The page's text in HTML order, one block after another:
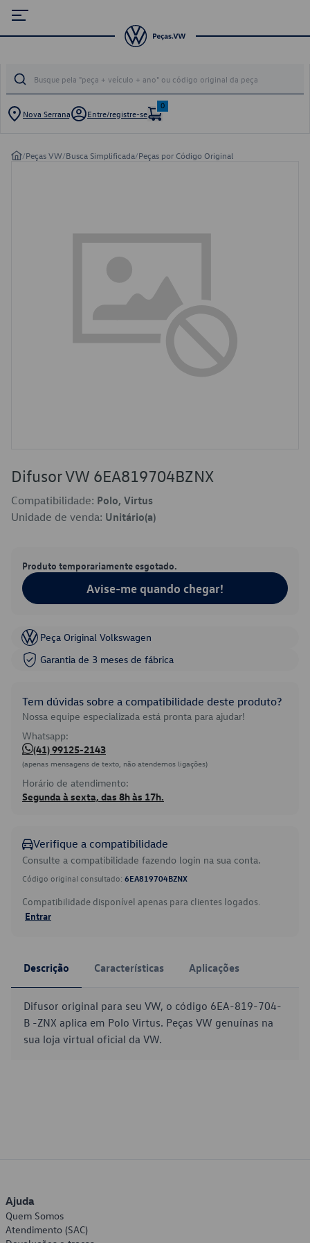
Nova Serrana Entre/registre-se
0
/Peças VW/Busca Simplificada/Peças por Código Original
Difusor VW 6EA819704BZNX
Compatibilidade: Polo, Virtus
Unidade de venda: Unitário(a)
Produto temporariamente esgotado.
Avise-me quando chegar!
Peça Original Volkswagen
Garantia de 3 meses de fábrica
Tem dúvidas sobre a compatibilidade deste produto?
Nossa equipe especializada está pronta para ajudar!
Whatsapp:
(41) 99125-2143
(apenas mensagens de texto, não atendemos ligações)
Horário de atendimento:
Segunda à sexta, das 8h às 17h.
Verifique a compatibilidade
Consulte a compatibilidade fazendo login na sua conta.
Código original consultado: 6EA819704BZNX
Compatibilidade disponível apenas para clientes logados.
Entrar
Descrição Características Aplicações
Difusor original para seu VW, o código 6EA-819-704-
B -ZNX aplica em Polo Virtus. Peças VW genuínas na
sua loja virtual oficial da VW.
Ajuda
Quem Somos
Atendimento (SAC)